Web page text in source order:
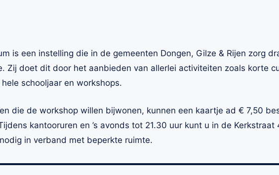
is een instelling die in de gemeenten Dongen, Gilze & Rijen zorg
Zij doet dit door het aanbieden van allerlei activiteiten zoals korte
schooljaar en workshops.
die de workshop willen bijwonen, kunnen een kaartje ad € 7,50
kantooruren en ’s avonds tot 21.30 uur kunt u in de Kerkstraat
in verband met beperkte ruimte.